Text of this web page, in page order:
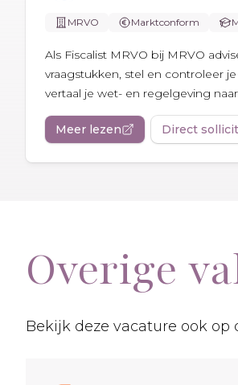
MRVO Marktconform
Als Fiscalist MRVO bij MRVO
vraagstukken, stel en controleer
vertaal je wet- en regelgeving
Meer lezen Direct
Overige
Bekijk deze vacature ook